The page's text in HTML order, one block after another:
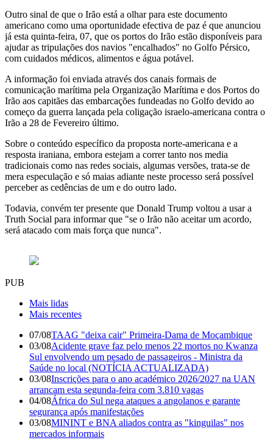
Outro sinal de que o Irão está a olhar para este documento
americano como uma oportunidade efectiva de paz é que anunciou
já esta quinta-feira, 07, que os portos do Irão estão disponíveis para
ajudar as tripulações dos navios "encalhados" no Golfo Pérsico,
com cuidados médicos, alimentos e água potável.
A informação foi enviada através dos canais formais de
comunicação marítima pela Organização Marítima e dos Portos do
Irão aos capitães das embarcações fundeadas no Golfo devido ao
começo da guerra lançada pela coligação israelo-americana contra o
Irão a 28 de Fevereiro último.
Sobre o conteúdo específico da proposta norte-americana e a
resposta iraniana, embora estejam a correr tanto nos media
tradicionais como nas redes sociais, algumas versões, trata-se de
mera especulação e só maias adiante neste processo será possível
perceber as cedências de um e do outro lado.
Todavia, convém ter presente que Donald Trump voltou a usar a
Truth Social para informar que "se o Irão não aceitar um acordo,
será atacado com mais força que nunca".
PUB
Mais lidas
Mais recentes
07/08TAAG "deixa cair" Primeira-Dama de Moçambique
03/08Acidente grave faz pelo menos 22 mortos no Kwanza
Sul envolvendo um pesado de passageiros - Ministra da
Saúde no local (NOTÍCIA ACTUALIZADA)
03/08Inscrições para o ano académico 2026/2027 na UAN
arrancam esta segunda-feira com 3.810 vagas
04/08África do Sul nega ataques a angolanos e garante
segurança após manifestações
03/08MININT e BNA aliados contra as "kinguilas" nos
mercados informais